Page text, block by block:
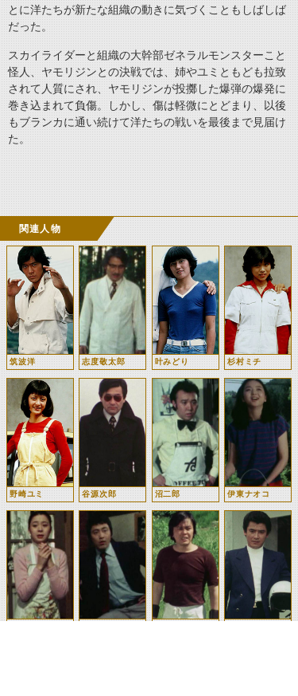
とに洋たちが新たな組織の動きに気づくこともしばしば
だった。
スカイライダーと組織の大幹部ゼネラルモンスターこと
怪人、ヤモリジンとの決戦では、姉やユミともども拉致
されて人質にされ、ヤモリジンが投擲した爆弾の爆発に
巻き込まれて負傷。しかし、傷は軽微にとどまり、以後
もブランカに通い続けて洋たちの戦いを最後まで見届け
た。
関連人物
筑波洋 志度敬太郎 叶みどり 杉村ミチ
野崎ユミ 谷源次郎 沼二郎 伊東ナオコ